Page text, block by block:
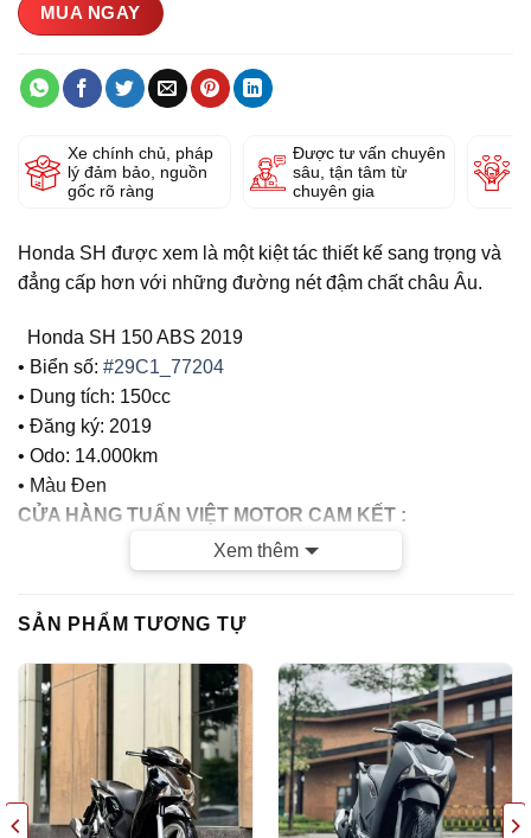
MUA NGAY
Xe chính chủ, pháp
lý đảm bảo, nguồn
gốc rõ ràng
Được tư vấn chuyên
sâu, tận tâm từ
chuyên gia
Honda SH được xem là một kiệt tác thiết kế sang trọng và
đẳng cấp hơn với những đường nét đậm chất châu Âu.
Honda SH 150 ABS 2019
• Biển số: #29C1_77204
• Dung tích: 150cc
• Đăng ký: 2019
• Odo: 14.000km
• Màu Đen
CỬA HÀNG TUẤN VIỆT MOTOR CAM KẾT :
– Xe chính chủ
– Giá thành hợp lý
– Xe chất lượng tốt, chất lượng hàng đầu tại Hà Nội, Bảo
hành tuyệt đối Máy nguyên bản , Đồ Zin theo xe
– Dịch vụ tốt nhất: Các bạn mua xe cửa hàng sau Mua Bán
đều được tư vấn , xử lý Luôn và
Xem thêm
SẢN PHẨM TƯƠNG TỰ